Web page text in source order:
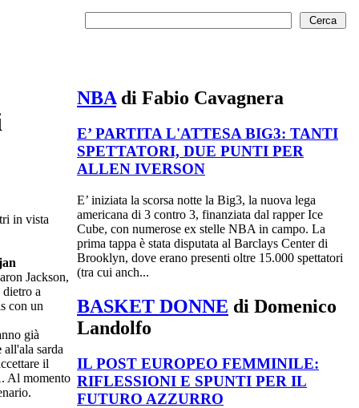
in vista
Jackson,
a
con un
già
all'ala sarda
il
Al momento
NBA di Fabio Cavagnera
E’ PARTITA L'ATTESA BIG3: TANTI
SPETTATORI, DUE PUNTI PER
ALLEN IVERSON
E’ iniziata la scorsa notte la Big3, la nuova lega
americana di 3 contro 3, finanziata dal rapper Ice
Cube, con numerose ex stelle NBA in campo. La
prima tappa è stata disputata al Barclays Center di
Brooklyn, dove erano presenti oltre 15.000 spettatori
(tra cui anch...
BASKET DONNE di Domenico
Landolfo
IL POST EUROPEO FEMMINILE:
RIFLESSIONI E SPUNTI PER IL
FUTURO AZZURRO